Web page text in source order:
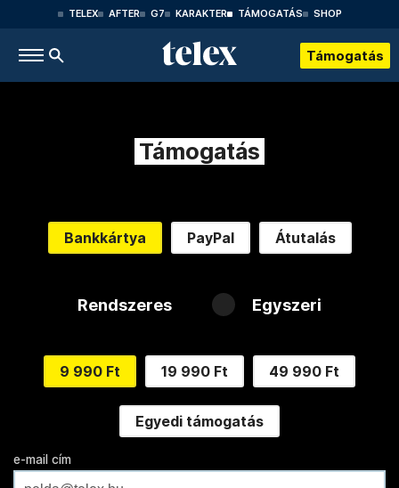
TELEX AFTER G7 KARAKTER TÁMOGATÁS SHOP
Támogatás
Támogatás
Bankkártya PayPal Átutalás
Rendszeres Egyszeri
9 990 Ft 19 990 Ft 49 990 Ft
Egyedi támogatás
e-mail cím